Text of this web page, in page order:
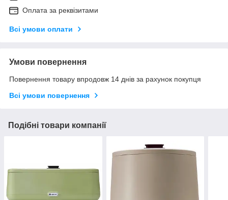
Оплата за реквізитами
Всі умови оплати
Умови повернення
Повернення товару впродовж 14 днів за рахунок покупця
Всі умови повернення
Подібні товари компанії